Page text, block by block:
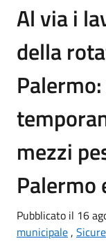
Al via i
della
mezzi
Palermo
Pubblicato il 16
municipale ,